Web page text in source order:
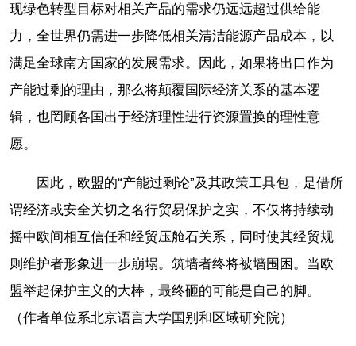
现绿色转型目标对相关产品的需求仍远远超过供给能
力，全世界仍需进一步降低相关清洁能源产品成本，以
满足全球南方国家的发展需求。因此，如果将出口作为
产能过剩的理由，那么将颠覆国际经济关系的基本逻
辑，也罔顾各国出于经济理性进行资源置换的理性意
愿。
因此，欧盟的“产能过剩论”及其政策工具包，是借所
谓经济或安全关切之名行贸易保护之实，不仅将持续动
摇中欧间相互信任和经贸压舱石关系，同时使其经贸规
则维护者形象进一步崩塌。筑墙者终将被墙围困。当欧
盟举起保护主义的大棒，最终砸的可能是自己的脚。
（作者单位系北京语言大学国别和区域研究院）